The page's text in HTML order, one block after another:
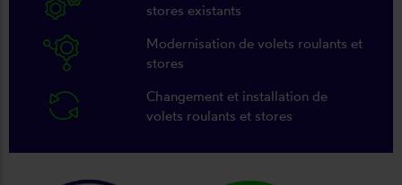
stores existants
Modernisation de volets roulants et
stores
Changement et installation de
volets roulants et stores